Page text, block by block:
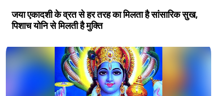
जया एकादशी के व्रत से हर तरह का मिलता है सांसारिक सुख,
पिशाच योनि से मिलती है मुक्ति